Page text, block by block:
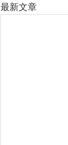
最新文章